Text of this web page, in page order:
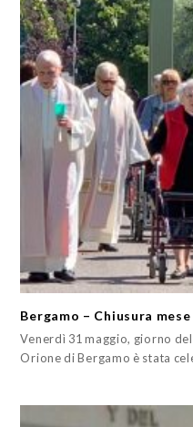
Bergamo – Chiusura
Venerdì 31 maggio, giorno
Orione di Bergamo è stata